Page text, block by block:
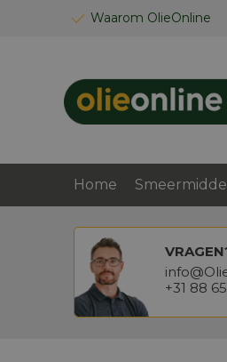
Waarom OlieOnline
GA
Home
+31 88